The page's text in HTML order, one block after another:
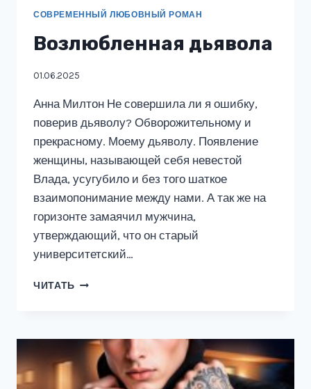
СОВРЕМЕННЫЙ ЛЮБОВНЫЙ РОМАН
Возлюбленная дьявола
01.06.2025
Анна Милтон Не совершила ли я ошибку,
поверив дьяволу? Обворожительному и
прекрасному. Моему дьяволу. Появление
женщины, называющей себя невестой
Влада, усугубило и без того шаткое
взаимопонимание между нами. А так же на
горизонте замаячил мужчина,
утверждающий, что он старый
университетский…
ЧИТАТЬ ВОЗЛЮБЛЕННАЯ